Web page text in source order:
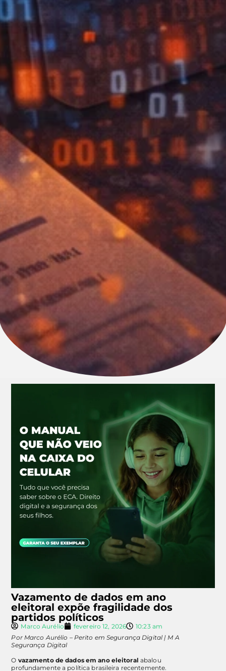
Vazamento de dados em ano
eleitoral expõe fragilidade dos
partidos políticos
Marco Aurélio fevereiro 12, 2026
10:23 am
Por Marco Aurélio – Perito em Segurança Digital | M A
Segurança Digital
O vazamento de dados em ano eleitoral abalou
profundamente a política brasileira recentemente.